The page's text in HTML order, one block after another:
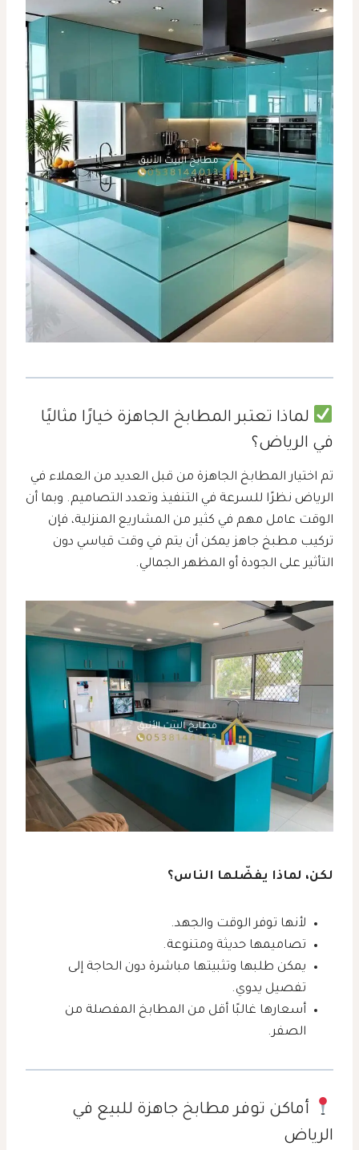
لماذا تعتبر المطابخ الجاهزة خيارًا مثاليًا
في الرياض؟
تم اختيار المطابخ الجاهزة من قبل العديد من العملاء في
الرياض نظرًا للسرعة في التنفيذ وتعدد التصاميم. وبما أن
الوقت عامل مهم في كثير من المشاريع المنزلية، فإن
تركيب مطبخ جاهز يمكن أن يتم في وقت قياسي دون
التأثير على الجودة أو المظهر الجمالي.
لكن، لماذا يفضّلها الناس؟
لأنها توفر الوقت والجهد.
تصاميمها حديثة ومتنوعة.
يمكن طلبها وتثبيتها مباشرة دون الحاجة إلى
تفصيل يدوي.
أسعارها غالبًا أقل من المطابخ المفصلة من
الصفر.
أماكن توفر مطابخ جاهزة للبيع في
الرياض